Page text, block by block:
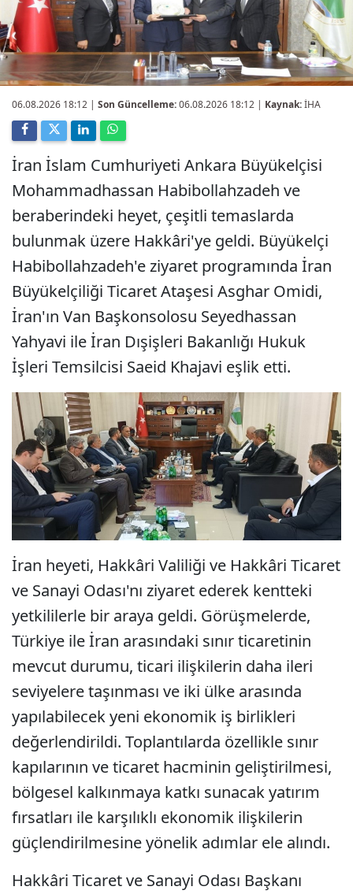
06.08.2026 18:12 | Son Güncelleme:06.08.2026 18:12 | Kaynak:İHA
İran İslam Cumhuriyeti Ankara Büyükelçisi
Mohammadhassan Habibollahzadeh ve
beraberindeki heyet, çeşitli temaslarda
bulunmak üzere Hakkâri'ye geldi. Büyükelçi
Habibollahzadeh'e ziyaret programında İran
Büyükelçiliği Ticaret Ataşesi Asghar Omidi,
İran'ın Van Başkonsolosu Seyedhassan
Yahyavi ile İran Dışişleri Bakanlığı Hukuk
İşleri Temsilcisi Saeid Khajavi eşlik etti.
İran heyeti, Hakkâri Valiliği ve Hakkâri Ticaret
ve Sanayi Odası'nı ziyaret ederek kentteki
yetkililerle bir araya geldi. Görüşmelerde,
Türkiye ile İran arasındaki sınır ticaretinin
mevcut durumu, ticari ilişkilerin daha ileri
seviyelere taşınması ve iki ülke arasında
yapılabilecek yeni ekonomik iş birlikleri
değerlendirildi. Toplantılarda özellikle sınır
kapılarının ve ticaret hacminin geliştirilmesi,
bölgesel kalkınmaya katkı sunacak yatırım
fırsatları ile karşılıklı ekonomik ilişkilerin
güçlendirilmesine yönelik adımlar ele alındı.
Hakkâri Ticaret ve Sanayi Odası Başkanı